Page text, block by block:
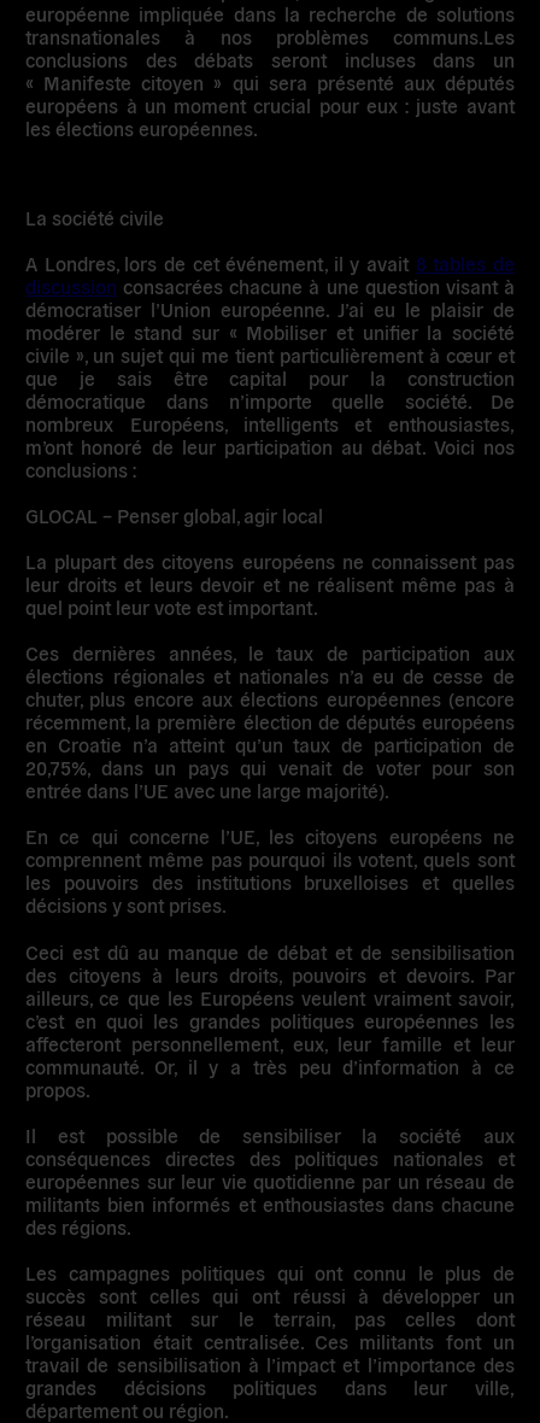
européenne impliquée dans la recherche de solutions
transnationales à nos problèmes communs.Les
conclusions des débats seront incluses dans un
« Manifeste citoyen » qui sera présenté aux députés
européens à un moment crucial pour eux : juste avant
les élections européennes.
La société civile
A Londres, lors de cet événement, il y avait 8 tables de
discussion consacrées chacune à une question visant à
démocratiser l’Union européenne. J’ai eu le plaisir de
modérer le stand sur « Mobiliser et unifier la société
civile », un sujet qui me tient particulièrement à cœur et
que je sais être capital pour la construction
démocratique dans n’importe quelle société. De
nombreux Européens, intelligents et enthousiastes,
m’ont honoré de leur participation au débat. Voici nos
conclusions :
GLOCAL – Penser global, agir local
La plupart des citoyens européens ne connaissent pas
leur droits et leurs devoir et ne réalisent même pas à
quel point leur vote est important.
Ces dernières années, le taux de participation aux
élections régionales et nationales n’a eu de cesse de
chuter, plus encore aux élections européennes (encore
récemment, la première élection de députés européens
en Croatie n’a atteint qu’un taux de participation de
20,75%, dans un pays qui venait de voter pour son
entrée dans l’UE avec une large majorité).
En ce qui concerne l’UE, les citoyens européens ne
comprennent même pas pourquoi ils votent, quels sont
les pouvoirs des institutions bruxelloises et quelles
décisions y sont prises.
Ceci est dû au manque de débat et de sensibilisation
des citoyens à leurs droits, pouvoirs et devoirs. Par
ailleurs, ce que les Européens veulent vraiment savoir,
c’est en quoi les grandes politiques européennes les
affecteront personnellement, eux, leur famille et leur
communauté. Or, il y a très peu d’information à ce
propos.
Il est possible de sensibiliser la société aux
conséquences directes des politiques nationales et
européennes sur leur vie quotidienne par un réseau de
militants bien informés et enthousiastes dans chacune
des régions.
Les campagnes politiques qui ont connu le plus de
succès sont celles qui ont réussi à développer un
réseau militant sur le terrain, pas celles dont
l’organisation était centralisée. Ces militants font un
travail de sensibilisation à l’impact et l’importance des
grandes décisions politiques dans leur ville,
département ou région.